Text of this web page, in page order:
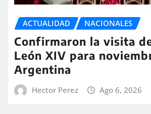
ACTUALIDAD NACIONALES
Confirmaron la visita
León XIV para
Argentina
Hector Perez Ago 6, 2026